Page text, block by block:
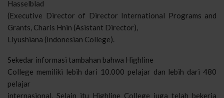
Hasselblad
(Executive Director of Director International Programs and
Grants, Charis Hnin (Asistant Director),
Liyushiana (Indonesian College).
Sekedar informasi tambahan bahwa Highline
College memiliki lebih dari 10.000 pelajar dan lebih dari 480
pelajar
internasional. Selain itu Highline College juga telah bekerja